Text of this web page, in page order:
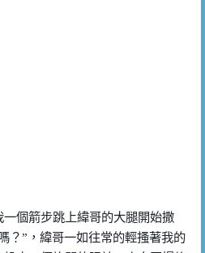
個箭步跳上緯哥的大腿開始撒
？” ，緯哥一如往常的輕搔著我的